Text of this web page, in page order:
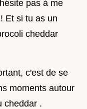
pas à me
Et si tu as un
cheddar
c'est de se
moments autour
cheddar .